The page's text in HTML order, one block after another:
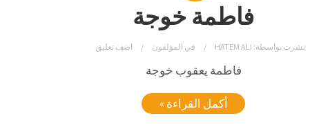
فاطمة خوجة
نشرت بواسطة: HATEM ALI في المؤلفون اضف تعليق
فاطمة يعقوب خوجة
أكمل القراءة »